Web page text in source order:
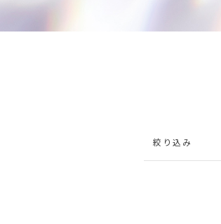
絞り込み